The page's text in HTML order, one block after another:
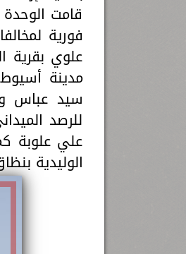
قامت
فورية
علوي بقرية
مدينة
سيد عباس
للرصد
علي علوبة
الوليدية